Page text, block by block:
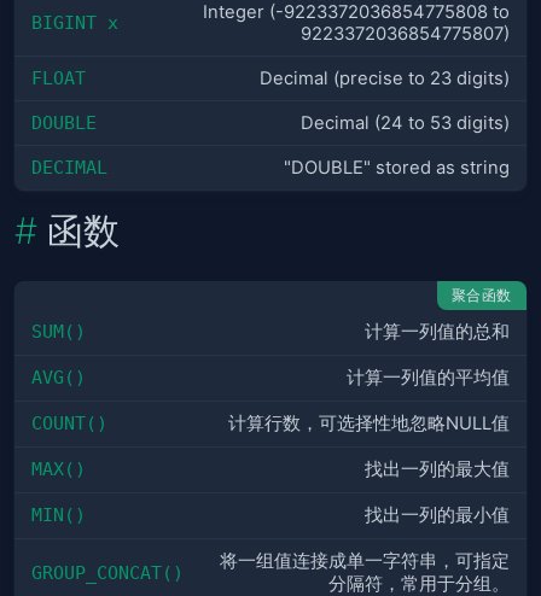
BIGINT x
Integer (-9223­372­036­854­775808 to
922337­203­685­477­5807)
FLOAT Decimal (precise to 23 digits)
DOUBLE Decimal (24 to 53 digits)
DECIMAL "­DOU­BLE­" stored as string
函数
聚合函数
SUM() 计算一列值的总和
AVG() 计算一列值的平均值
COUNT() 计算行数，可选择性地忽略NULL值
MAX() 找出一列的最大值
MIN() 找出一列的最小值
GROUP_CONCAT()
将一组值连接成单一字符串，可指定
分隔符，常用于分组。